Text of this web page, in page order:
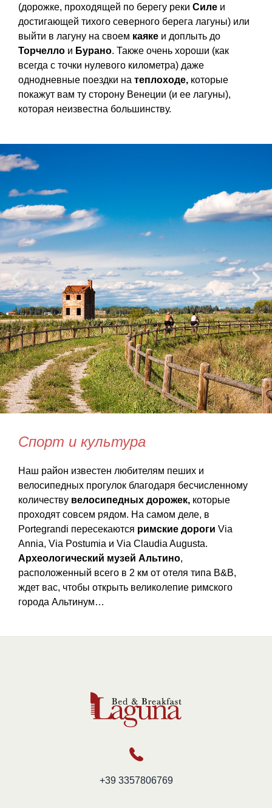
(дорожке, проходящей по берегу реки Силе и
достигающей тихого северного берега лагуны) или
выйти в лагуну на своем каяке и доплыть до
Торчелло и Бурано. Также очень хороши (как
всегда с точки нулевого километра) даже
однодневные поездки на теплоходе, которые
покажут вам ту сторону Венеции (и ее лагуны),
которая неизвестна большинству.
Спорт и культура
Наш район известен любителям пеших и
велосипедных прогулок благодаря бесчисленному
количеству велосипедных дорожек, которые
проходят совсем рядом. На самом деле, в
Portegrandi пересекаются римские дороги Via
Annia, Via Postumia и Via Claudia Augusta.
Археологический музей Альтино,
расположенный всего в 2 км от отеля типа B&B,
ждет вас, чтобы открыть великолепие римского
города Альтинум…
+39 3357806769